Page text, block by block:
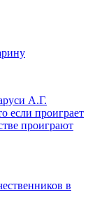
А.Г.
если проиграет
проиграют
в